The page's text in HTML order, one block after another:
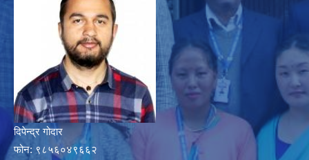
दिपेन्द्र गोदार
फोन: ९८५६०४९६६२